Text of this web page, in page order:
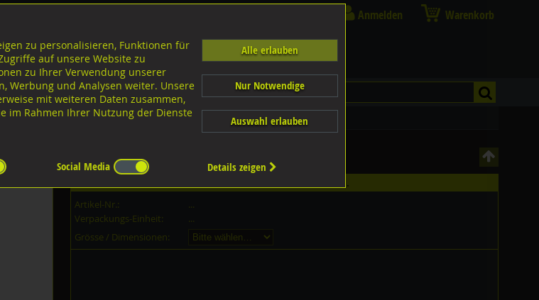
Anmelden Warenkorb
Grössen erhältlich - Bitte wählen Sie...
Artikel-Nr.:
...
Verpackungs-Einheit:
...
Grösse / Dimensionen:
zu personalisieren, Funktionen für
auf unsere Website zu
zu Ihrer Verwendung unserer
Werbung und Analysen weiter. Unsere
mit weiteren Daten zusammen,
im Rahmen Ihrer Nutzung der Dienste
Alle erlauben
Nur Notwendige
Auswahl erlauben
Social Media Details zeigen